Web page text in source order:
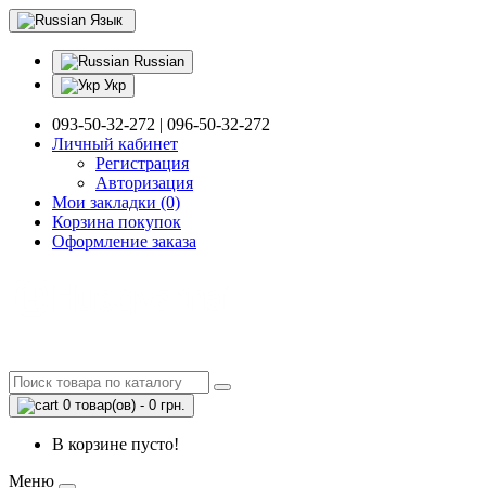
Язык
Russian
Укр
093-50-32-272 | 096-50-32-272
Личный кабинет
Регистрация
Авторизация
Мои закладки (0)
Корзина покупок
Оформление заказа
0 товар(ов) - 0 грн.
В корзине пусто!
Меню